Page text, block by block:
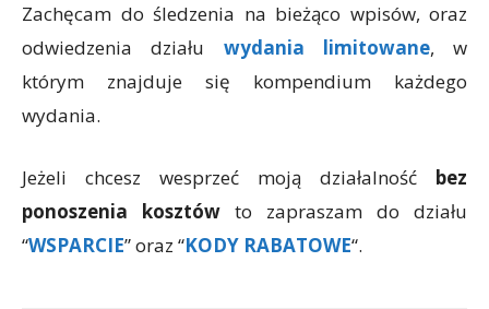
Zachęcam do śledzenia na bieżąco wpisów, oraz
odwiedzenia działu wydania limitowane, w
którym znajduje się kompendium każdego
wydania.
Jeżeli chcesz wesprzeć moją działalność bez
ponoszenia kosztów to zapraszam do działu
“WSPARCIE” oraz “KODY RABATOWE“.